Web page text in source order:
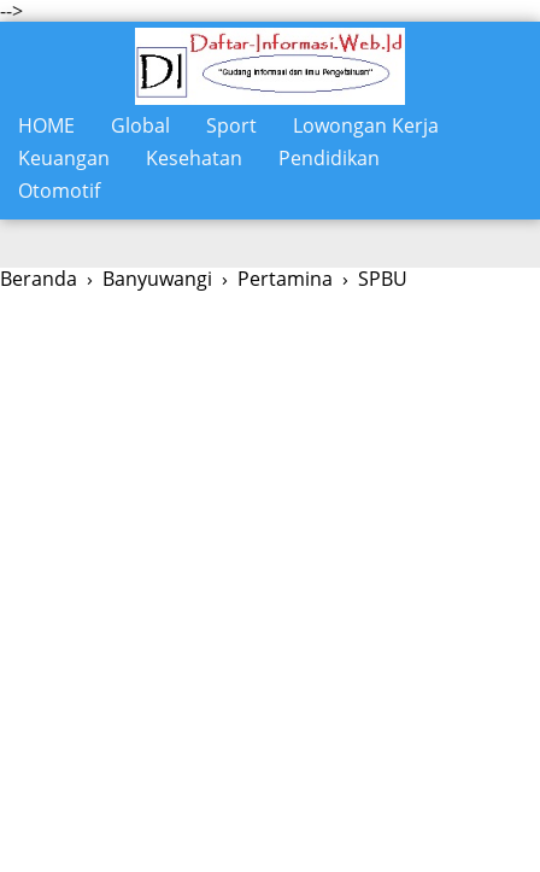
-->
HOME Global Sport
Lowongan Kerja
Keuangan
Kesehatan
Pendidikan
Otomotif
Beranda › Banyuwangi › Pertamina › SPBU